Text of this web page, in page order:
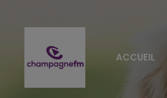
ACCUEIL